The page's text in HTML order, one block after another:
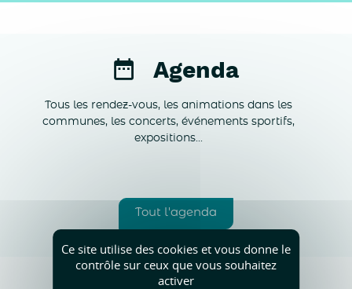
Agenda
Tous les rendez-vous, les animations dans les
communes, les concerts, événements sportifs,
expositions...
Tout l'agenda
Ce site utilise des cookies et vous donne le
contrôle sur ceux que vous souhaitez
activer